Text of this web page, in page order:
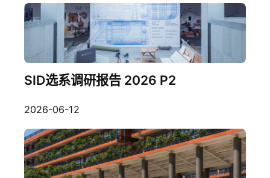
SID选系调研报告 2026 P2
2026-06-12